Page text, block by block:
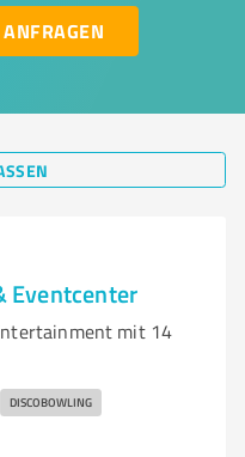
Eventcenter
mit 14
DISCOBOWLING